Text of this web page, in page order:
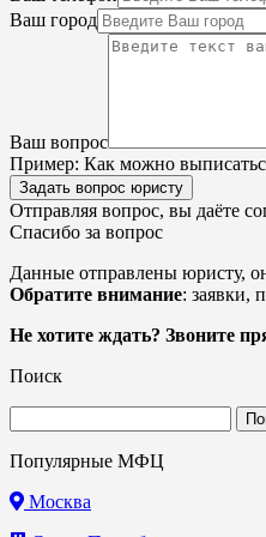
Ваш город
Ваш вопрос
Пример: Как можно
Задать вопрос юристу
Отправляя вопрос, вы даёте
Спасибо за вопрос
Данные отправлены юристу,
Обратите внимание: заявки,
Не хотите ждать? Звоните
Поиск
Популярные МФЦ
Москва